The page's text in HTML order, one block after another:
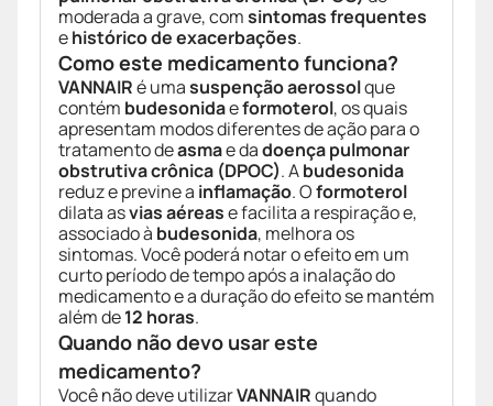
moderada a grave, comsintomas frequentes
ehistórico de exacerbações.
Como este medicamento funciona?
VANNAIRé umasuspenção aerossolque
contém budesonidaeformoterol, os quais
apresentam modos diferentes de ação para o
tratamento deasmae dadoença pulmonar
obstrutiva crônica (DPOC). Abudesonida
reduz e previne a inflamação. Oformoterol
dilata asvias aérease facilita a respiração e,
associado à budesonida, melhora os
sintomas. Você poderá notar o efeito em um
curto período de tempo após a inalação do
medicamento e a duração do efeito se mantém
além de12 horas.
Quando não devo usar este
medicamento?
Você não deve utilizarVANNAIRquando